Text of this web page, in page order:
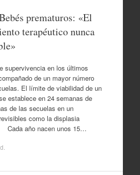
prematuros: «El
terapéutico nunca
supervivencia en los últimos
de un mayor número
El límite de viabilidad de un
establece en 24 semanas de
de las secuelas en un
como la displasia
Cada año nacen unos 15…